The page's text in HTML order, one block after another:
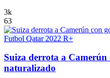
3k
63
Futbol Qatar 2022 R+
Suiza derrota a
naturalizado